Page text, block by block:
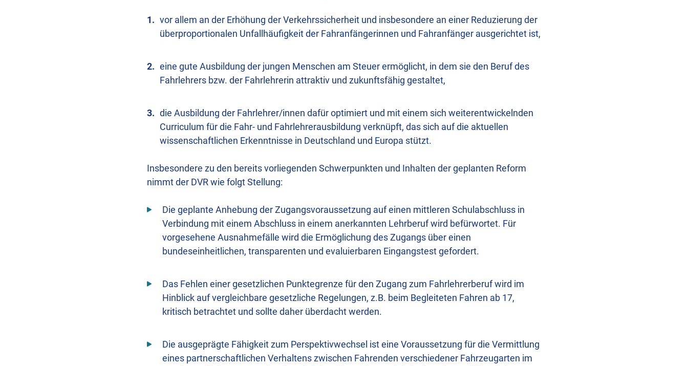
vor allem an der Erhöhung der Verkehrssicherheit und insbesondere an einer Reduzierung der
überproportionalen Unfallhäufigkeit der Fahranfängerinnen und Fahranfänger ausgerichtet ist,
eine gute Ausbildung der jungen Menschen am Steuer ermöglicht, in dem sie den Beruf des
Fahrlehrers bzw. der Fahrlehrerin attraktiv und zukunftsfähig gestaltet,
die Ausbildung der Fahrlehrer/innen dafür optimiert und mit einem sich weiterentwickelnden
Curriculum für die Fahr- und Fahrlehrerausbildung verknüpft, das sich auf die aktuellen
wissenschaftlichen Erkenntnisse in Deutschland und Europa stützt.
Insbesondere zu den bereits vorliegenden Schwerpunkten und Inhalten der geplanten Reform
nimmt der DVR wie folgt Stellung:
Die geplante Anhebung der Zugangsvoraussetzung auf einen mittleren Schulabschluss in
Verbindung mit einem Abschluss in einem anerkannten Lehrberuf wird befürwortet. Für
vorgesehene Ausnahmefälle wird die Ermöglichung des Zugangs über einen
bundeseinheitlichen, transparenten und evaluierbaren Eingangstest gefordert.
Das Fehlen einer gesetzlichen Punktegrenze für den Zugang zum Fahrlehrerberuf wird im
Hinblick auf vergleichbare gesetzliche Regelungen, z.B. beim Begleiteten Fahren ab 17,
kritisch betrachtet und sollte daher überdacht werden.
Die ausgeprägte Fähigkeit zum Perspektivwechsel ist eine Voraussetzung für die Vermittlung
eines partnerschaftlichen Verhaltens zwischen Fahrenden verschiedener Fahrzeugarten im